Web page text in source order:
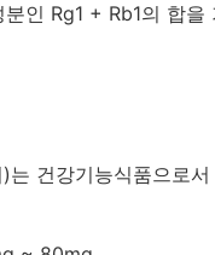
인 Rg1 + Rb1의 합을
건강기능식품으로